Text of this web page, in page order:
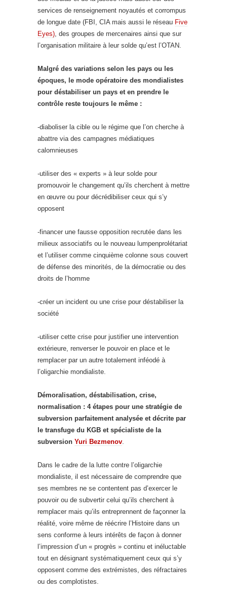
services de renseignement noyautés et corrompus
de longue date (FBI, CIA mais aussi le réseau Five
Eyes), des groupes de mercenaires ainsi que sur
l’organisation militaire à leur solde qu’est l’OTAN.
Malgré des variations selon les pays ou les
époques, le mode opératoire des mondialistes
pour déstabiliser un pays et en prendre le
contrôle reste toujours le même :
-diaboliser la cible ou le régime que l’on cherche à
abattre via des campagnes médiatiques
calomnieuses
-utiliser des « experts » à leur solde pour
promouvoir le changement qu’ils cherchent à mettre
en œuvre ou pour décrédibiliser ceux qui s’y
opposent
-financer une fausse opposition recrutée dans les
milieux associatifs ou le nouveau lumpenprolétariat
et l’utiliser comme cinquième colonne sous couvert
de défense des minorités, de la démocratie ou des
droits de l’homme
-créer un incident ou une crise pour déstabiliser la
société
-utiliser cette crise pour justifier une intervention
extérieure, renverser le pouvoir en place et le
remplacer par un autre totalement inféodé à
l’oligarchie mondialiste.
Démoralisation, déstabilisation, crise,
normalisation : 4 étapes pour une stratégie de
subversion parfaitement analysée et décrite par
le transfuge du KGB et spécialiste de la
subversion Yuri Bezmenov.
Dans le cadre de la lutte contre l’oligarchie
mondialiste, il est nécessaire de comprendre que
ses membres ne se contentent pas d’exercer le
pouvoir ou de subvertir celui qu’ils cherchent à
remplacer mais qu’ils entreprennent de façonner la
réalité, voire même de réécrire l’Histoire dans un
sens conforme à leurs intérêts de façon à donner
l’impression d’un « progrès » continu et inéluctable
tout en désignant systématiquement ceux qui s’y
opposent comme des extrémistes, des réfractaires
ou des complotistes.